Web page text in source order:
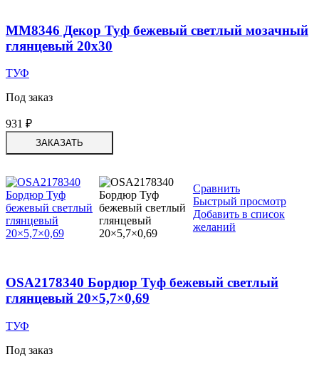
MM8346 Декор Туф бежевый светлый мозачный
глянцевый 20х30
ТУФ
Под заказ
931 ₽
ЗАКАЗАТЬ
Сравнить
Быстрый просмотр
Добавить в список
желаний
OSA2178340 Бордюр Туф бежевый светлый
глянцевый 20×5,7×0,69
ТУФ
Под заказ